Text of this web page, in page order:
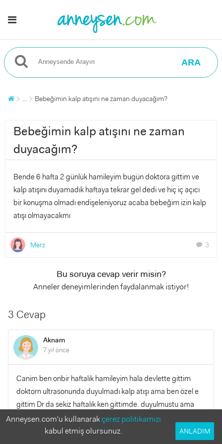
ARA
... Bebeğimin kalp atışını ne zaman duyacağım?
Bebeğimin kalp atışını ne zaman
duyacağım?
Bende 6 hafta 2 günlük hamileyim bugün doktora gittim ve
kalp atışını duyamadık haftaya tekrar gel dedi ve hiç iç açıcı
bir konuşma olmadı endişeleniyoruz acaba bebeğim izin kalp
atışı olmayacakmı
Merz chat 3
Bu soruya cevap verir misin?
Anneler deneyimlerinden faydalanmak istiyor!
3 Cevap
Aknam
7 yıl önce
Canim ben onbir haftalık hamileyim hala devlette gittim
doktorn ultrasonunda duyulmadı kalp atışı ama ben özel e
gittim Dr da sekiz haftalık ken gittimde. duyulmustu ama
duydumu devletteki doktora söylemedim bazen makinalar
yanıltıyor insallah bu süreçte duymussundur
Anneysen.com'u kullanarakçerez politikamızı
kabul etmiş olursunuz.
ANLADIM